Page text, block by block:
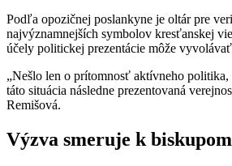
Podľa opozičnej poslankyne je oltár pre
najvýznamnejších symbolov kresťanskej
účely politickej prezentácie môže
„Nešlo len o prítomnosť aktívneho politika,
táto situácia následne prezentovaná
Remišová.
Výzva smeruje k biskupom